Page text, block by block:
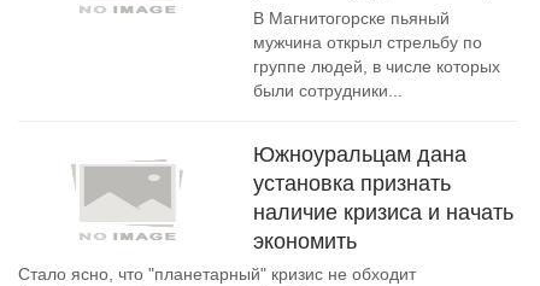
В Магнитогорске пьяный
мужчина открыл стрельбу по
группе людей, в числе которых
были сотрудники...
Южноуральцам дана
установка признать
наличие кризиса и начать
экономить
Стало ясно, что "планетарный" кризис не обходит